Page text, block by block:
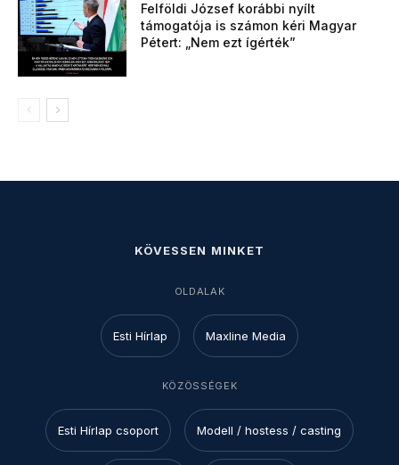
Felföldi József korábbi nyílt
támogatója is számon kéri Magyar
Pétert: „Nem ezt ígérték”
KÖVESSEN MINKET
OLDALAK
Esti Hírlap Maxline Media
KÖZÖSSÉGEK
Esti Hírlap csoport Modell / hostess / casting